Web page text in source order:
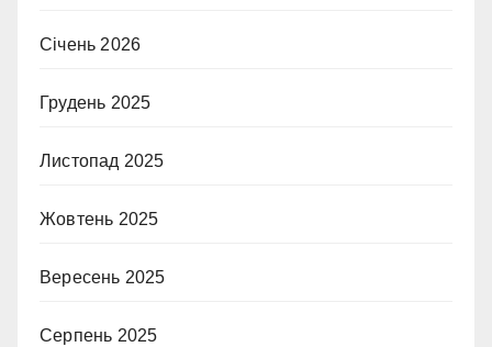
Січень 2026
Грудень 2025
Листопад 2025
Жовтень 2025
Вересень 2025
Серпень 2025